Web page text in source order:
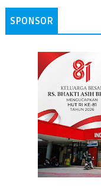
SPONSOR